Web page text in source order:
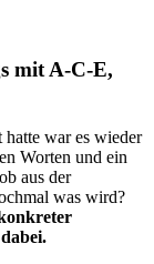
mit A-C-E,
war es wieder
Worten und ein
aus der
was wird?